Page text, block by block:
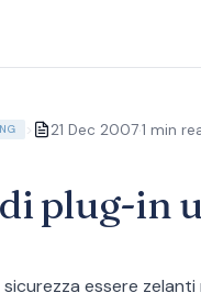
> 21 Dec 2007·1 min
plug-in
essere